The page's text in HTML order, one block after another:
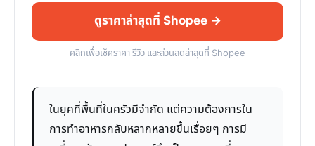
ดูราคาล่าสุดที่ Shopee →
คลิกเพื่อเช็คราคา รีวิว และส่วนลดล่าสุดที่ Shopee
ในยุคที่พื้นที่ในครัวมีจำกัด แต่ความต้องการใน
การทำอาหารกลับหลากหลายขึ้นเรื่อยๆ การมี